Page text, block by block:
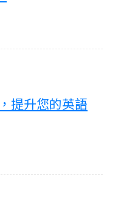
提升您的英語